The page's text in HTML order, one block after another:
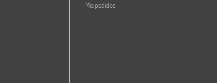
Mis pedidos